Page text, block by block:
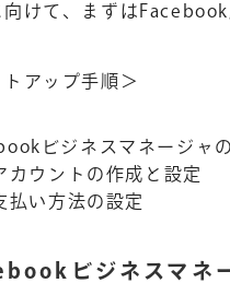
向けて、まずは
アップ手順＞
ビジネスマネージャ
カウントの作成と設定
払い方法の設定
ビジネスマネ